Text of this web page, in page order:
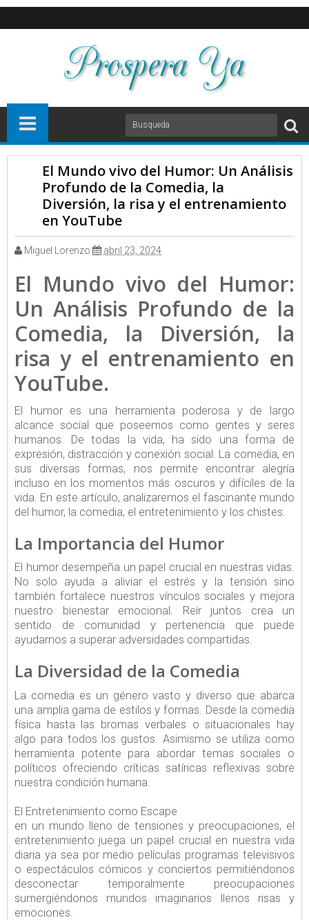
El Mundo vivo del Humor: Un Análisis
Profundo de la Comedia, la
Diversión, la risa y el entrenamiento
en YouTube
Miguel Lorenzo abril 23, 2024
El Mundo vivo del Humor:
Un Análisis Profundo de la
Comedia, la Diversión, la
risa y el entrenamiento en
YouTube.
El humor es una herramienta poderosa y de largo
alcance social que poseemos como gentes y seres
humanos. De todas la vida, ha sido una forma de
expresión, distracción y conexión social. La comedia, en
sus diversas formas, nos permite encontrar alegría
incluso en los momentos más oscuros y difíciles de la
vida. En este artículo, analizaremos el fascinante mundo
del humor, la comedia, el entretenimiento y los chistes.
La Importancia del Humor
El humor desempeña un papel crucial en nuestras vidas.
No solo ayuda a aliviar el estrés y la tensión sino
también fortalece nuestros vínculos sociales y mejora
nuestro bienestar emocional. Reír juntos crea un
sentido de comunidad y pertenencia que puede
ayudarnos a superar adversidades compartidas.
La Diversidad de la Comedia
La comedia es un género vasto y diverso que abarca
una amplia gama de estilos y formas. Desde la comedia
física hasta las bromas verbales o situacionales hay
algo para todos los gustos. Asimismo se utiliza como
herramienta potente para abordar temas sociales o
políticos ofreciendo críticas satíricas reflexivas sobre
nuestra condición humana.
El Entretenimiento como Escape
en un mundo lleno de tensiones y preocupaciones, el
entretenimiento juega un papel crucial en nuestra vida
diaria ya sea por medio películas programas televisivos
o espectáculos cómicos y conciertos permitiéndonos
desconectar temporalmente preocupaciones
sumergiéndonos mundos imaginarios llenos risas y
emociones.